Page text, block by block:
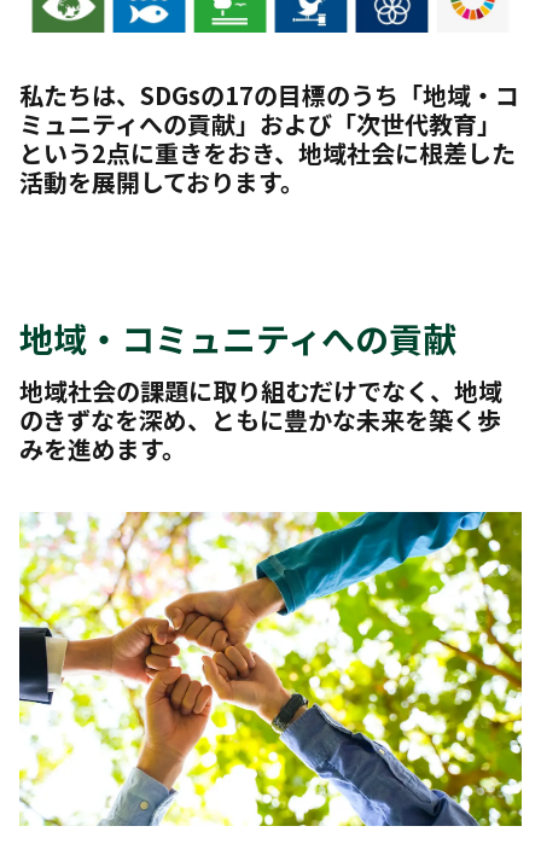
私たちは、SDGsの17の目標のうち「地域・コ
ミュニティへの貢献」および「次世代教育」
という2点に重きをおき、地域社会に根差した
活動を展開しております。
地域・コミュニティへの貢献
地域社会の課題に取り組むだけでなく、地域
のきずなを深め、ともに豊かな未来を築く歩
みを進めます。